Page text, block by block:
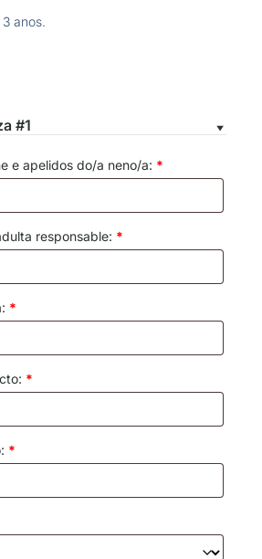
anos.
#1
e apelidos do/a neno/a: *
responsable: *
*
*
*